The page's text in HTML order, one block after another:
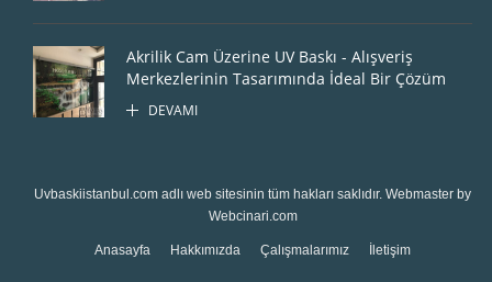
Akrilik Cam Üzerine UV Baskı - Alışveriş
Merkezlerinin Tasarımında İdeal Bir Çözüm
DEVAMI
Uvbaskiistanbul.com adlı web sitesinin tüm hakları saklıdır. Webmaster by
Webcinari.com
Anasayfa Hakkımızda Çalışmalarımız İletişim